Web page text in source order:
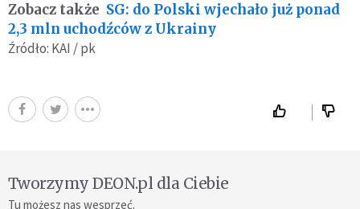
Zobacz także SG: do Polski wjechało już ponad
2,3 mln uchodźców z Ukrainy
Źródło: KAI / pk
Tworzymy DEON.pl dla Ciebie
Tu możesz nas wesprzeć.